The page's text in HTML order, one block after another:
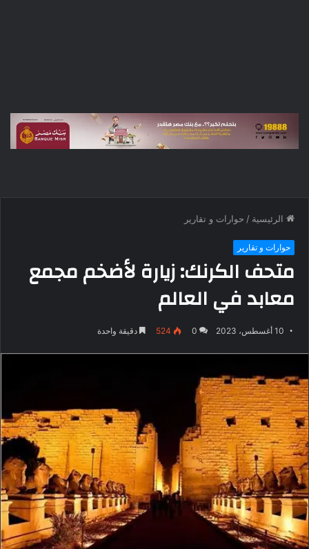
الرئيسية / حوارات و تقارير
حوارات و تقارير
متحف الكرنك: زيارة لأضخم مجمع
معابد في العالم
10 أغسطس، 2023 0
524 دقيقة واحدة